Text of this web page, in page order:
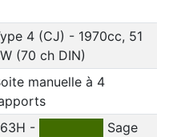
4 (CJ) - 1970cc, 51
(70 ch DIN)
manuelle à 4
-
Sage